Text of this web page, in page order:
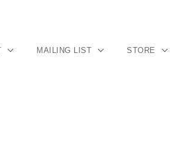
MAILING LIST STORE